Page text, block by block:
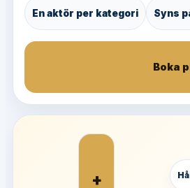
En aktör per kategori Syns
Boka
+